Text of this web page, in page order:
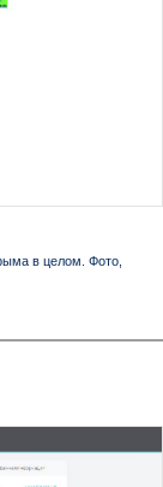
в целом. Фото,